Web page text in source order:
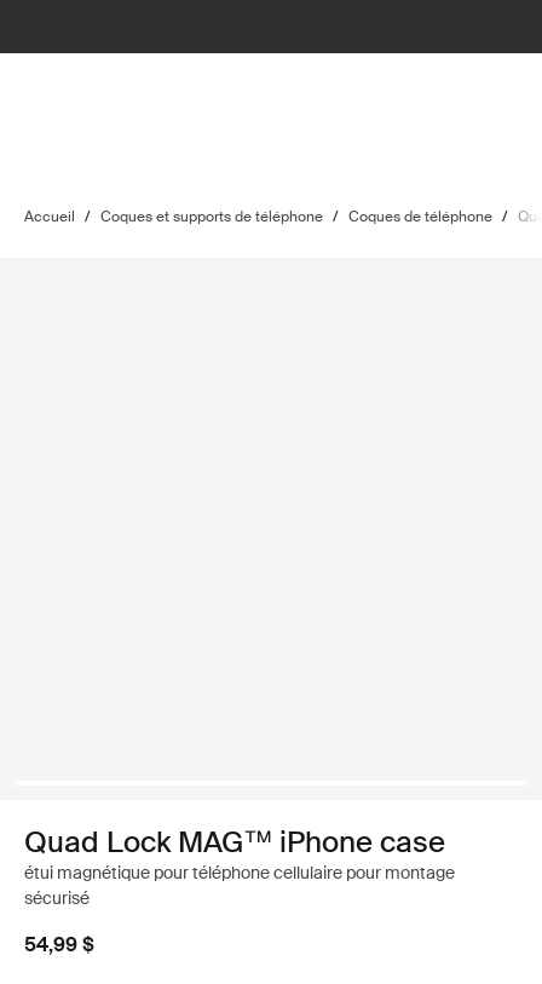
Accueil / Coques et supports de téléphone / Coques de téléphone /
Quad Lock MAG™ iPhone case
étui magnétique pour téléphone cellulaire pour montage
sécurisé
54,99 $